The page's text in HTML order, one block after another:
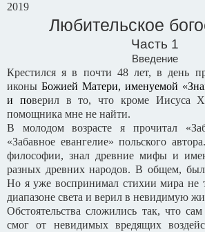
2019
Любительское
Часть 1
Введение
Крестился я в почти 48 лет, в день
иконы Божией Матери, именуемой
и поверил в то, что кроме Иисуса
помощника мне не найти.
В молодом возрасте я прочитал
«Забавное евангелие» польского
философии, знал древние мифы и
разных древних народов. В общем,
Но я уже воспринимал стихии мира не
диапазоне света и верил в невидимую
Обстоятельства сложились так, что
смог от невидимых вредящих